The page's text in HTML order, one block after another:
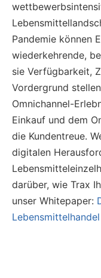
Pandemie können
wiederkehrende,
sie Verfügbarkeit,
Vordergrund
Omnichannel-
Einkauf und dem
die Kundentreue.
digitalen
darüber, wie Trax
unser Whitepaper: